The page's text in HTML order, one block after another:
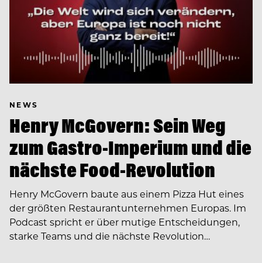
NEWS
Henry McGovern: Sein Weg
zum Gastro-Imperium und die
nächste Food-Revolution
Henry McGovern baute aus einem Pizza Hut eines
der größten Restaurantunternehmen Europas. Im
Podcast spricht er über mutige Entscheidungen,
starke Teams und die nächste Revolution…